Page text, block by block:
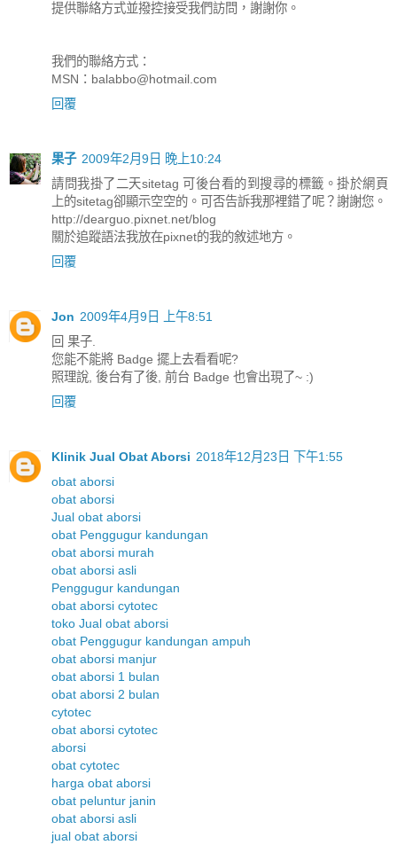
提供聯絡方式並撥控接受我們訪問，謝謝你。
我們的聯絡方式：
MSN： balabbo@hotmail.com
回覆
果子 2009年2月9日 晚上10:24
請問我掛了二天sitetag 可後台看的到搜尋的標籤。掛於網頁
上的sitetag卻顯示空空的。可否告訴我那裡錯了呢？謝謝您。
http://dearguo.pixnet.net/blog
關於追蹤語法我放在pixnet的我的敘述地方。
回覆
Jon 2009年4月9日 上午8:51
回 果子.
您能不能將 Badge 擺上去看看呢?
照理說, 後台有了後, 前台 Badge 也會出現了~ :)
回覆
Klinik Jual Obat Aborsi 2018年12月23日 下午1:55
obat aborsi
obat aborsi
Jual obat aborsi
obat Penggugur kandungan
obat aborsi murah
obat aborsi asli
Penggugur kandungan
obat aborsi cytotec
toko Jual obat aborsi
obat Penggugur kandungan ampuh
obat aborsi manjur
obat aborsi 1 bulan
obat aborsi 2 bulan
cytotec
obat aborsi cytotec
aborsi
obat cytotec
harga obat aborsi
obat peluntur janin
obat aborsi asli
jual obat aborsi